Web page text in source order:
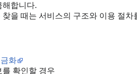
해합니다.
찾을 때는 서비스의 구조와 이용 절
화
를 확인할 경우